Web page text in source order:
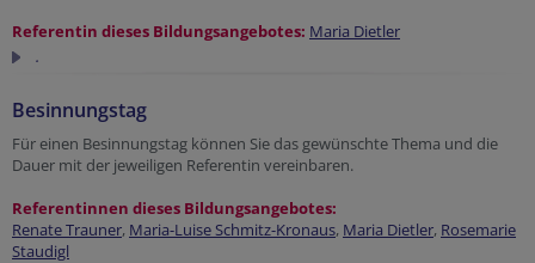
Referentin dieses Bildungsangebotes: Maria Dietler
.
Besinnungstag
Für einen Besinnungstag können Sie das gewünschte Thema und die
Dauer mit der jeweiligen Referentin vereinbaren.
Referentinnen dieses Bildungsangebotes:
Renate Trauner, Maria-Luise Schmitz-Kronaus, Maria Dietler, Rosemarie
Staudigl